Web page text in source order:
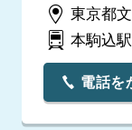
東京都
本駒込
電話を